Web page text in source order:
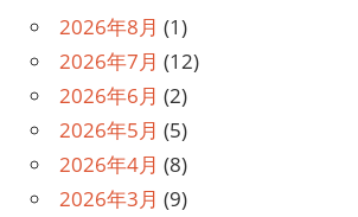
2026年8月 (1)
2026年7月 (12)
2026年6月 (2)
2026年5月 (5)
2026年4月 (8)
2026年3月 (9)